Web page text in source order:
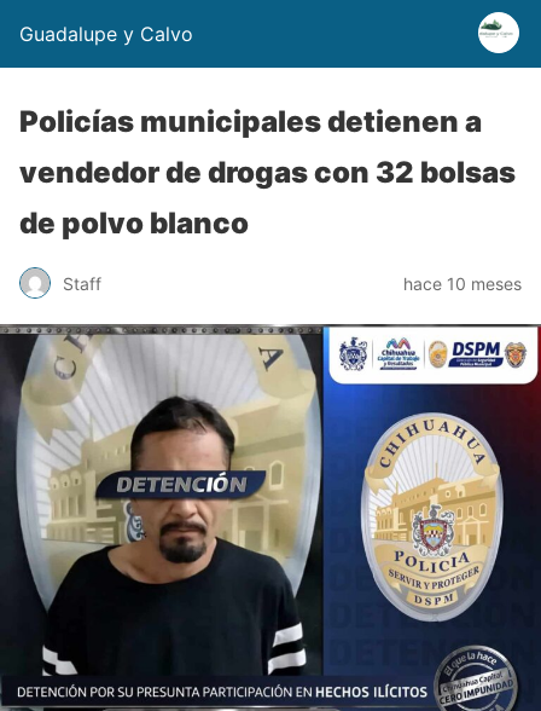
Guadalupe y Calvo
Policías municipales detienen a
vendedor de drogas con 32 bolsas
de polvo blanco
Staff hace 10 meses